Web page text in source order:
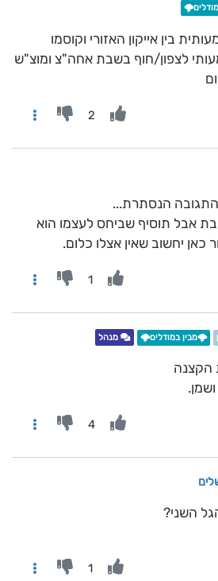
בין אייקון האזורי וקוסמו
לצפון/חוף בשבת אחה"צ ומוצ"ש
2
הנסתרת...
אבל תוסיף שביחס לעצמו הוא
יחשוב שאין אצלו כלום.
1
🌩️מבין במודלים🌩️ מנהל
הקצנה
4
השני?
1